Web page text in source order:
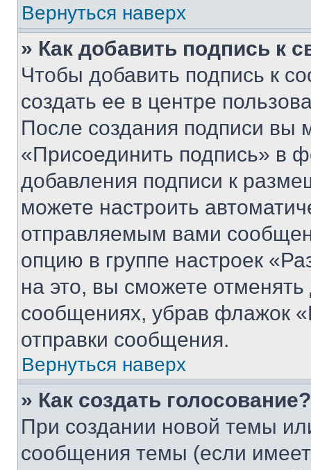
Вернуться наверх
» Как добавить подпись к
Чтобы добавить подпись к
создать ее в центре
После создания подписи вы
«Присоединить подпись» в
добавления подписи к
можете настроить
отправляемым вами
опцию в группе настроек
на это, вы сможете
сообщениях, убрав флажок
отправки сообщения.
Вернуться наверх
» Как создать голосование?
При создании новой темы
сообщения темы (если